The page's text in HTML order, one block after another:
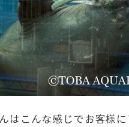
はこんな感じでお客様